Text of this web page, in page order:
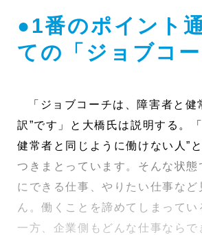
●1番のポイント
ての「ジョブコー
「ジョブコーチは、障害者と健
訳”です」と大橋氏は説明する。「
健常者と同じように働けない人”
つきまとっています。そんな状態
にできる仕事、やりたい仕事など
ん。働くことを諦めてしまってい
一方、企業側もどんな仕事ならで